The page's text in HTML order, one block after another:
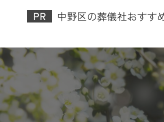
中野区の葬儀社おすす